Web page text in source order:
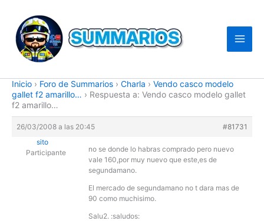
contenido
Inicio › Foro de Summarios › Charla › Vendo casco modelo
gallet f2 amarillo… › Respuesta a: Vendo casco modelo gallet
f2 amarillo…
26/03/2008 a las 20:45
#81731
sito
Participante
no se donde lo habras comprado pero nuevo
vale 160,por muy nuevo que este,es de
segundamano.
El mercado de segundamano no t dara mas de
90 como muchisimo.
Salu2. :saludos: